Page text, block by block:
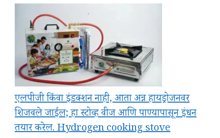
एलपीजी किंवा इंडक्शन नाही, आता अन्न हायड्रोजनवर
शिजवले जाईल; हा स्टोव्ह वीज आणि पाण्यापासून इंधन
तयार करेल. Hydrogen cooking stove